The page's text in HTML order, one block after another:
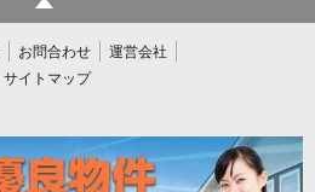
お問合わせ
運営会社
サイトマップ